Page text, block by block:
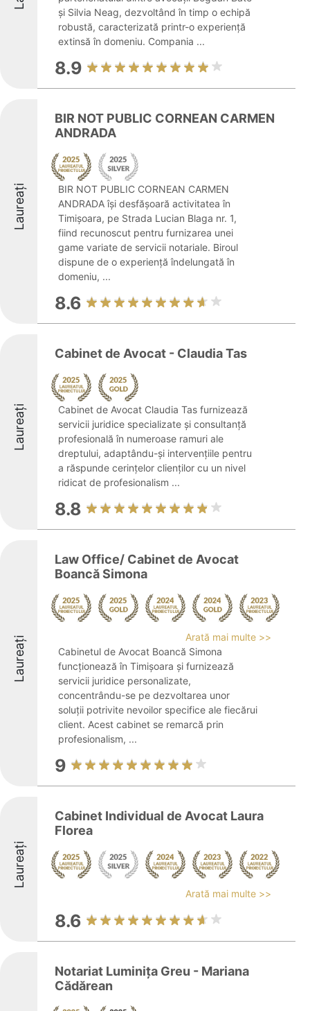
și Silvia Neag, dezvoltând în timp o echipă
robustă, caracterizată printr-o experiență
extinsă în domeniu. Compania ...
8.9
Laureați
BIR NOT PUBLIC CORNEAN CARMEN
ANDRADA
BIR NOT PUBLIC CORNEAN CARMEN
ANDRADA își desfășoară activitatea în
Timișoara, pe Strada Lucian Blaga nr. 1,
fiind recunoscut pentru furnizarea unei
game variate de servicii notariale. Biroul
dispune de o experiență îndelungată în
domeniu, ...
8.6
Laureați
Cabinet de Avocat - Claudia Tas
Cabinet de Avocat Claudia Tas furnizează
servicii juridice specializate și consultanță
profesională în numeroase ramuri ale
dreptului, adaptându-și intervențiile pentru
a răspunde cerințelor clienților cu un nivel
ridicat de profesionalism ...
8.8
Laureați
Law Office/ Cabinet de Avocat
Boancă Simona
Arată mai multe >>
Cabinetul de Avocat Boancă Simona
funcționează în Timișoara și furnizează
servicii juridice personalizate,
concentrându-se pe dezvoltarea unor
soluții potrivite nevoilor specifice ale fiecărui
client. Acest cabinet se remarcă prin
profesionalism, ...
9
Laureați
Cabinet Individual de Avocat Laura
Florea
Arată mai multe >>
8.6
Notariat Luminiţa Greu - Mariana
Cădărean